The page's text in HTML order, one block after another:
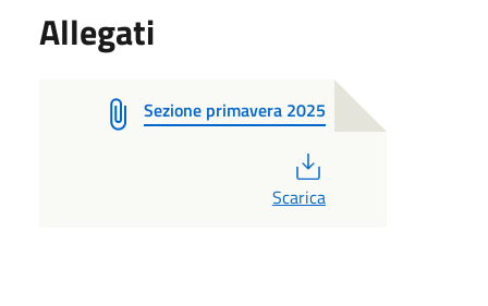
Allegati
Sezione primavera 2025
Scarica